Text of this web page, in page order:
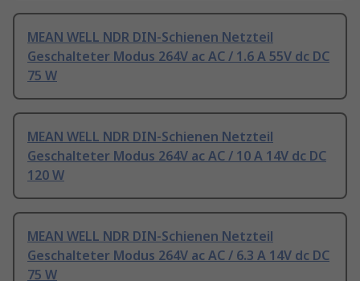
MEAN WELL NDR DIN-Schienen Netzteil
Geschalteter Modus 264V ac AC / 1.6 A 55V dc DC
75 W
MEAN WELL NDR DIN-Schienen Netzteil
Geschalteter Modus 264V ac AC / 10 A 14V dc DC
120 W
MEAN WELL NDR DIN-Schienen Netzteil
Geschalteter Modus 264V ac AC / 6.3 A 14V dc DC
75 W